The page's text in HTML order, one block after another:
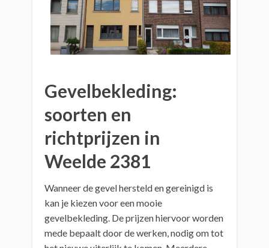
Gevelbekleding:
soorten en
richtprijzen in
Weelde 2381
Wanneer de gevel hersteld en gereinigd is
kan je kiezen voor een mooie
gevelbekleding. De prijzen hiervoor worden
mede bepaalt door de werken, nodig om tot